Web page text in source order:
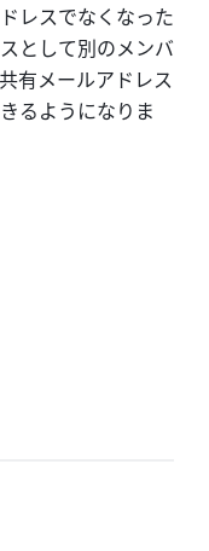
レスでなくなった
として別のメンバ
有メールアドレス
るようになりま